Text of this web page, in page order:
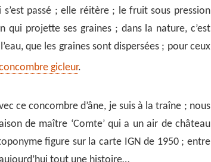
passé ; elle réitère ; le fruit sous pression
qui projette ses graines ; dans la nature, c’est
que les graines sont dispersées ; pour ceux
gicleur.
ce concombre d’âne, je suis à la traîne ; nous
de maître ‘Comte’ qui a un air de château
figure sur la carte IGN de 1950 ; entre